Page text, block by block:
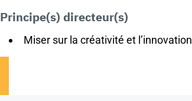
Principe(s) directeur(s)
Miser sur la créativité et l’innovation